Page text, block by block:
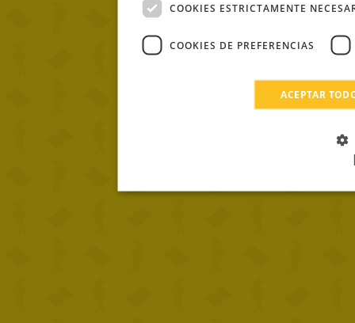
COOKIES ESTRICTAMENTE
COOKIES DE PREFERENCIAS
ACEPTAR